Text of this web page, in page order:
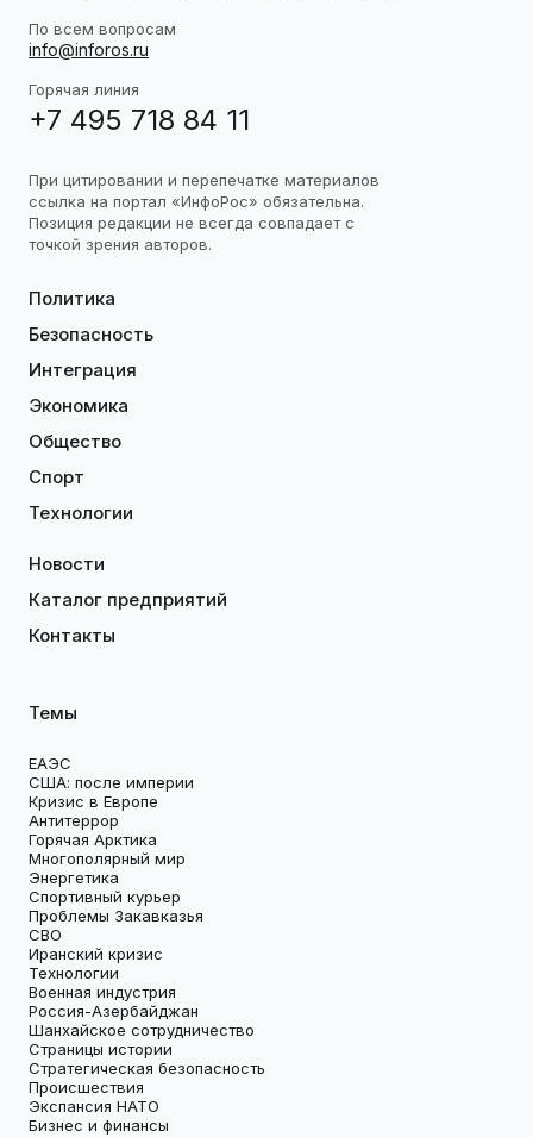
По всем вопросам
info@inforos.ru
Горячая линия
+7 495 718 84 11
При цитировании и перепечатке материалов
ссылка на портал «ИнфоРос» обязательна.
Позиция редакции не всегда совпадает с
точкой зрения авторов.
Политика
Безопасность
Интеграция
Экономика
Общество
Спорт
Технологии
Новости
Каталог предприятий
Контакты
Темы
ЕАЭС
США: после империи
Кризис в Европе
Антитеррор
Горячая Арктика
Многополярный мир
Энергетика
Спортивный курьер
Проблемы Закавказья
СВО
Иранский кризис
Технологии
Военная индустрия
Россия-Азербайджан
Шанхайское сотрудничество
Страницы истории
Стратегическая безопасность
Происшествия
Экспансия НАТО
Бизнес и финансы